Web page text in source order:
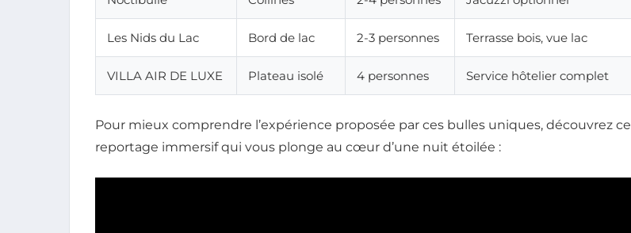
Les Nids du Lac Bord de lac 2-3 personnes Terrasse bois, vue lac
VILLA AIR DE LUXE Plateau isolé 4 personnes Service hôtelier complet
Pour mieux comprendre l’expérience proposée par ces bulles uniques, découvrez ce
reportage immersif qui vous plonge au cœur d’une nuit étoilée :